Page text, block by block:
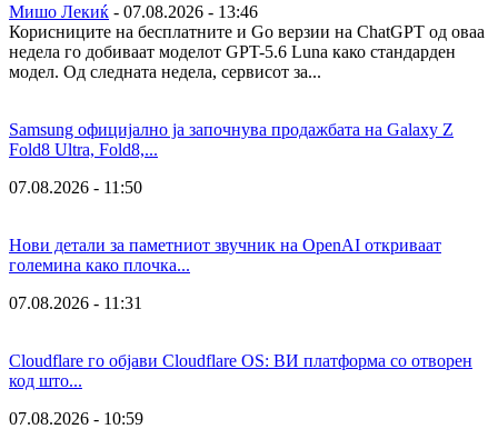
Мишо Лекиќ - 07.08.2026 - 13:46
Корисниците на бесплатните и Go верзии на ChatGPT од оваа
недела го добиваат моделот GPT-5.6 Luna како стандарден
модел. Од следната недела, сервисот за...
Samsung официјално ја започнува продажбата на Galaxy Z
Fold8 Ultra, Fold8,...
07.08.2026 - 11:50
Нови детали за паметниот звучник на OpenAI откриваат
големина како плочка...
07.08.2026 - 11:31
Cloudflare го објави Cloudflare OS: ВИ платформа со отворен
код што...
07.08.2026 - 10:59